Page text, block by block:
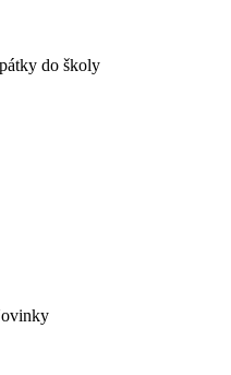
do školy